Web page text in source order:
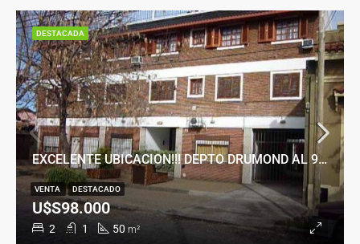
EXCELENTE UBICACION!!! DEPTO DRUMOND AL 900
2 1 50 m²
U$S98.000
VENTA DESTACADO
DESTACADA